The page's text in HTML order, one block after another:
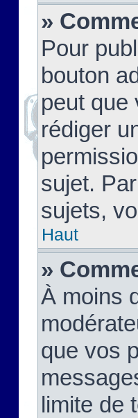
»
Pour
bouton
peut que
rédiger
sujet.
sujets,
Haut
»
À moins
que vos
limite de